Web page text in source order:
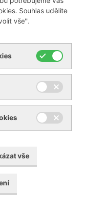
Souhlas udělíte
vše".
vše